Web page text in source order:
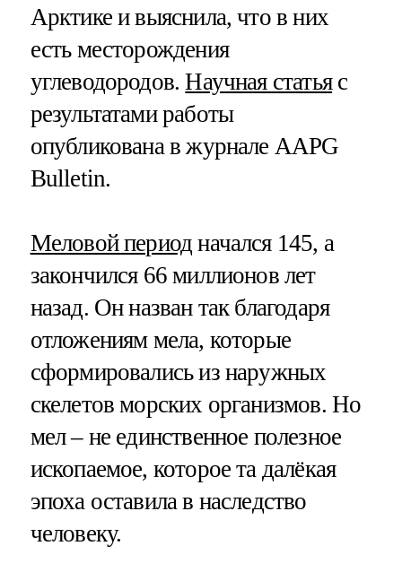
Арктике и выяснила, что в них
есть месторождения
углеводородов.Научная статьяс
результатами работы
опубликована в журнале AAPG
Bulletin.
Меловой период начался 145, а
закончился 66 миллионов лет
назад. Он назван так благодаря
отложениям мела, которые
сформировались из наружных
скелетов морских организмов. Но
мел – не единственное полезное
ископаемое, которое та далёкая
эпоха оставила в наследство
человеку.